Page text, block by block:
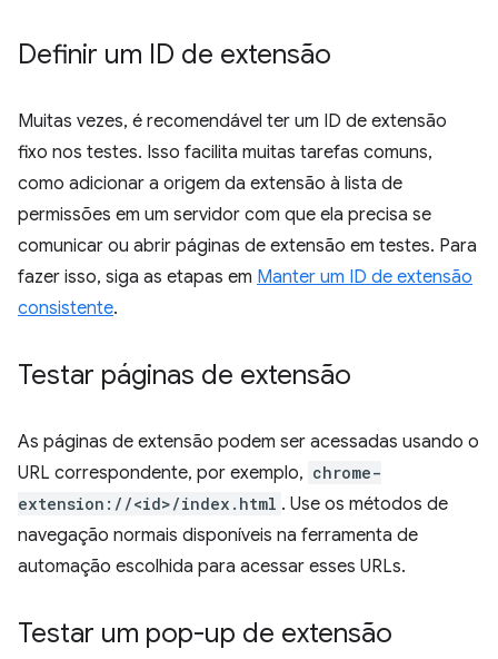
Definir um ID de extensão
Muitas vezes, é recomendável ter um ID de extensão
fixo nos testes. Isso facilita muitas tarefas comuns,
como adicionar a origem da extensão à lista de
permissões em um servidor com que ela precisa se
comunicar ou abrir páginas de extensão em testes. Para
fazer isso, siga as etapas em Manter um ID de extensão
consistente.
Testar páginas de extensão
As páginas de extensão podem ser acessadas usando o
URL correspondente, por exemplo, chrome-
extension://<id>/index.html . Use os métodos de
navegação normais disponíveis na ferramenta de
automação escolhida para acessar esses URLs.
Testar um pop-up de extensão